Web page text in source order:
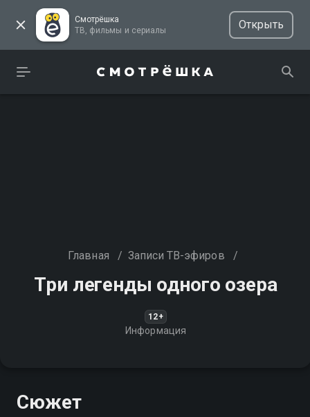
Смотрёшка
ТВ, фильмы и сериалы
Открыть
Главная / Записи ТВ-эфиров /
Три легенды одного озера
12+
Информация
Сюжет